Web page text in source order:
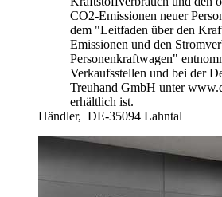
CO2-Emissionen neuer
dem "Leitfaden über den
Emissionen und den
Personenkraftwagen"
Verkaufsstellen und bei der
Treuhand GmbH unter
erhältlich ist.
Händler, DE-35094 Lahntal